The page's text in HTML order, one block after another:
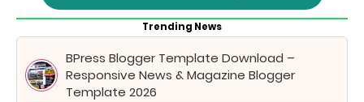
Trending News
BPress Blogger Template Download –
Responsive News & Magazine Blogger
Template 2026